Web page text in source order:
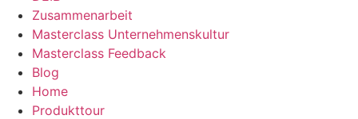
Zusammenarbeit
Masterclass Unternehmenskultur
Masterclass Feedback
Blog
Home
Produkttour